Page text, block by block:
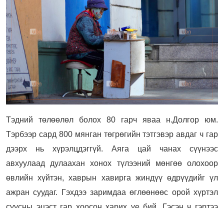
Тэдний төлөөлөл болох 80 гарч яваа н.Долгор юм.
Тэрбээр сард 800 мянган төгрөгийн тэтгэвэр авдаг ч гар
дээрх нь хүрэлцдэггүй. Аяга цай чанах сүүнээс
авхуулаад дулаахан хонох түлээний мөнгөө олохоор
өвлийн хүйтэн, хаврын хавирга жиндүү өдрүүдийг үл
ажран суудаг. Гэхдээ заримдаа өглөөнөөс орой хүртэл